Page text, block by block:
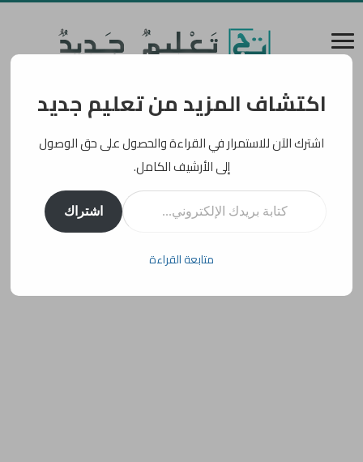
اكتشاف المزيد من تعليم جديد
اشترك الآن للاستمرار في القراءة والحصول على حق الوصول
إلى الأرشيف الكامل.
كتابة بريدك الإلكتروني...
اشتراك
متابعة القراءة